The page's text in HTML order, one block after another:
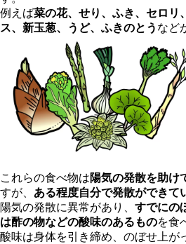
例えば菜の花、せり、ふき、セロリ
ス、新玉葱、うど、ふきのとう など
これらの食べ物は陽気の発散を助け
すが、 ある程度自分で発散ができて
陽気の発散に異常があり、 すでにの
は酢の物などの酸味のあるものを食
酸味は身体を引き締め、のぼせ上が